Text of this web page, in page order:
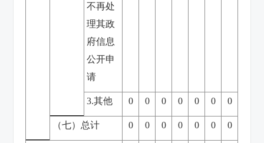
不再处
理其政
府信息
公开申
请
3.其他 0 0 0 0 0 0 0
（七）总计 0 0 0 0 0 0 0